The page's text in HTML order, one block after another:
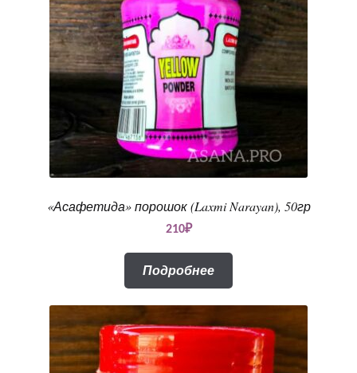
«Асафетида» порошок (Laxmi Narayan), 50гр
210₽
Подробнее